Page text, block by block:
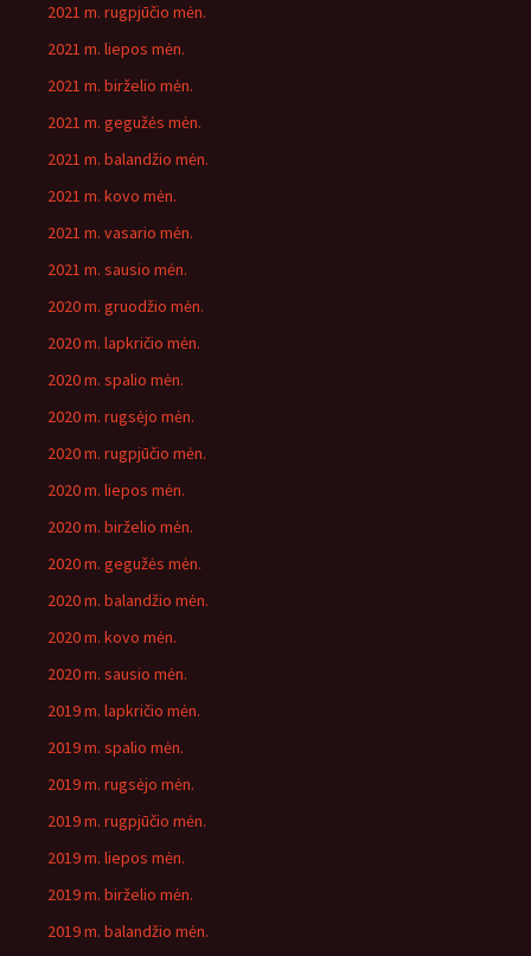
2021 m. rugpjūčio mėn.
2021 m. liepos mėn.
2021 m. birželio mėn.
2021 m. gegužės mėn.
2021 m. balandžio mėn.
2021 m. kovo mėn.
2021 m. vasario mėn.
2021 m. sausio mėn.
2020 m. gruodžio mėn.
2020 m. lapkričio mėn.
2020 m. spalio mėn.
2020 m. rugsėjo mėn.
2020 m. rugpjūčio mėn.
2020 m. liepos mėn.
2020 m. birželio mėn.
2020 m. gegužės mėn.
2020 m. balandžio mėn.
2020 m. kovo mėn.
2020 m. sausio mėn.
2019 m. lapkričio mėn.
2019 m. spalio mėn.
2019 m. rugsėjo mėn.
2019 m. rugpjūčio mėn.
2019 m. liepos mėn.
2019 m. birželio mėn.
2019 m. balandžio mėn.